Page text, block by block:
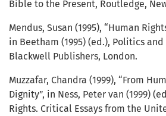
Bible to the Present, Routledge,
Mendus, Susan (1995), “Human
in Beetham (1995) (ed.), Politics
Blackwell Publishers, London.
Muzzafar, Chandra (1999), “From
Dignity”, in Ness, Peter van (1999)
Rights. Critical Essays from the